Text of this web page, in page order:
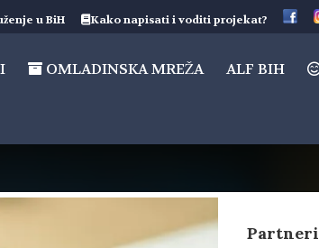
u BiH Kako napisati i voditi projekat?
OMLADINSKA MREŽA ALF BIH
Partneri